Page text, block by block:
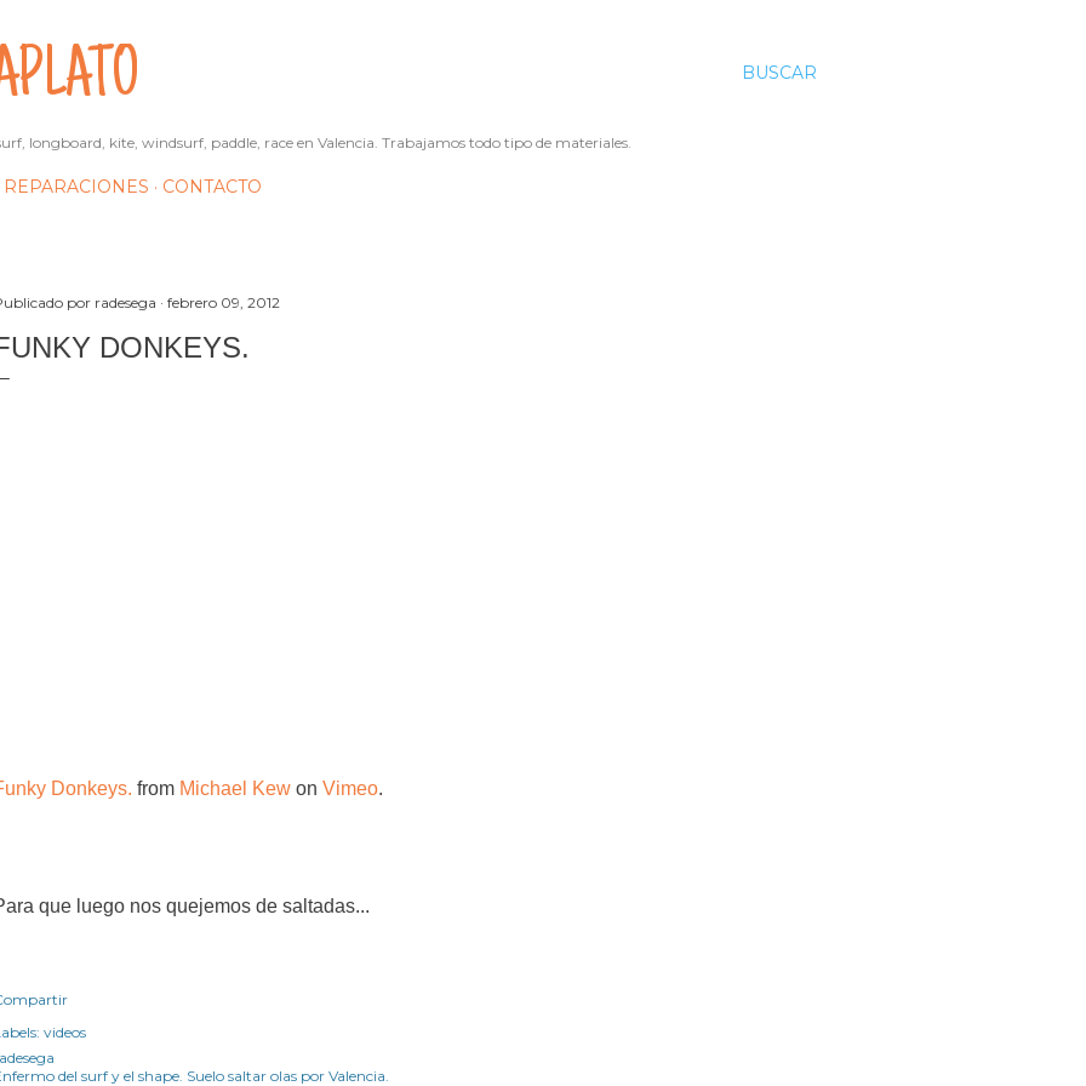
BUSCAR
longboard, kite, windsurf, paddle, race en Valencia. Trabajamos todo tipo de materiales.
REPARACIONES CONTACTO
por radesega febrero 09, 2012
DONKEYS.
Donkeys. from Michael Kew on Vimeo.
que luego nos quejemos de saltadas...
videos
del surf y el shape. Suelo saltar olas por Valencia.